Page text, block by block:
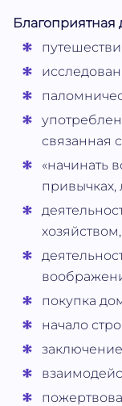
Благоприятная
связанная
«начинать
покупка
начало